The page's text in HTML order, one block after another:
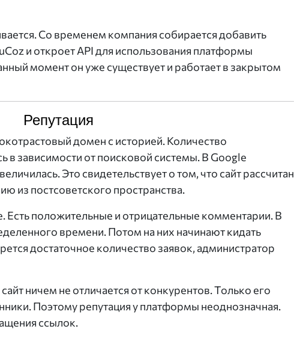
Со временем компания собирается добавить
и откроет API для использования платформы
момент он уже существует и работает в закрытом
Репутация
домен с историей. Количество
в зависимости от поисковой системы. В Google
Это свидетельствует о том, что сайт рассчитан
из постсоветского пространства.
Есть положительные и отрицательные комментарии. В
времени. Потом на них начинают кидать
достаточное количество заявок, администратор
ничем не отличается от конкурентов. Только его
Поэтому репутация у платформы неоднозначная.
ссылок.